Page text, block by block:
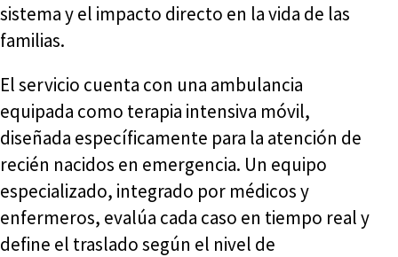
sistema y el impacto directo en la vida de las
familias.
El servicio cuenta con una ambulancia
equipada como terapia intensiva móvil,
diseñada específicamente para la atención de
recién nacidos en emergencia. Un equipo
especializado, integrado por médicos y
enfermeros, evalúa cada caso en tiempo real y
define el traslado según el nivel de